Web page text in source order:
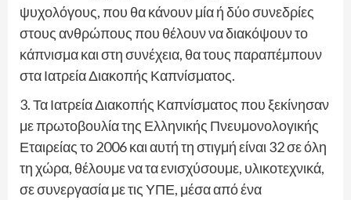
ψυχολόγους, που θα κάνουν μία ή δύο συνεδρίες
στους ανθρώπους που θέλουν να διακόψουν το
κάπνισμα και στη συνέχεια, θα τους παραπέμπουν
στα Ιατρεία Διακοπής Καπνίσματος.
3. Τα Ιατρεία Διακοπής Καπνίσματος που ξεκίνησαν
με πρωτοβουλία της Ελληνικής Πνευμονολογικής
Εταιρείας το 2006 και αυτή τη στιγμή είναι 32 σε όλη
τη χώρα, θέλουμε να τα ενισχύσουμε, υλικοτεχνικά,
σε συνεργασία με τις ΥΠΕ, μέσα από ένα